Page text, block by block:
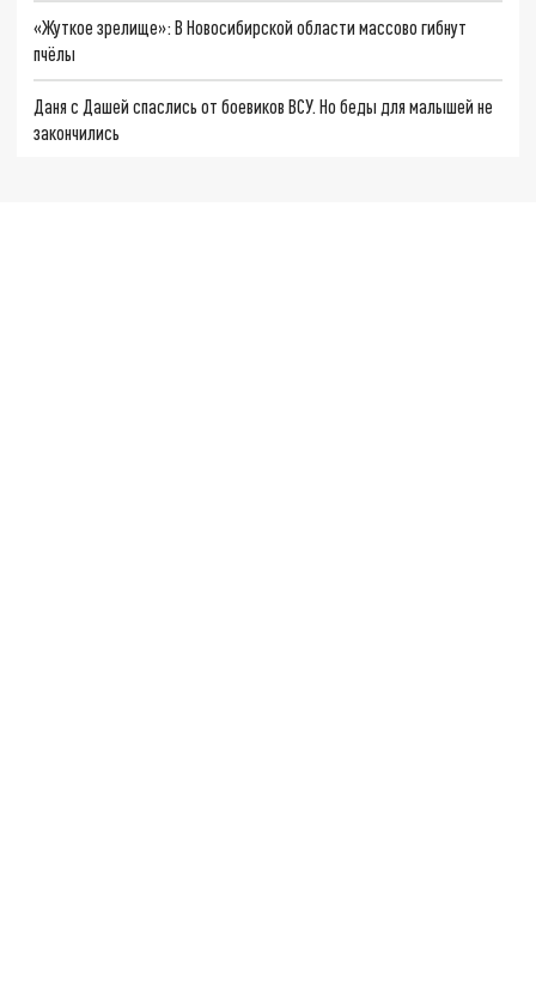
«Жуткое зрелище»: В Новосибирской области массово гибнут
пчёлы
Даня с Дашей спаслись от боевиков ВСУ. Но беды для малышей не
закончились